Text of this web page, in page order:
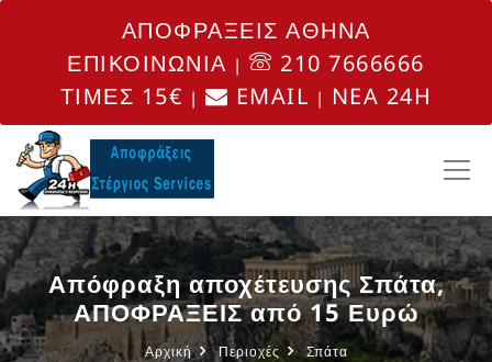
ΑΠΟΦΡΑΞΕΙΣ ΑΘΗΝΑ
ΕΠΙΚΟΙΝΩΝΙΑ |
210 7666666
ΤΙΜΕΣ 15€ | EMAIL | NEA 24H
Απόφραξη αποχέτευσης Σπάτα,
ΑΠΟΦΡΑΞΕΙΣ από 15 Ευρώ
Αρχική Περιοχές Σπάτα